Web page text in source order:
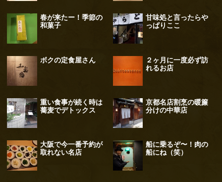
春が来たー！季節の
和菓子
甘味処と言ったらや
っぱりここ
ボクの定食屋さん
２ヶ月に一度必ず訪
れるお店
重い食事が続く時は
蕎麦でデトックス
京都名店割烹の暖簾
分けの中華店
大阪で今一番予約が
取れない名店
船に乗るぞ〜！肉の
船にね（笑）